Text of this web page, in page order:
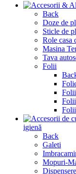
Back
Doze de
Sticle de
Role casa
Masina
Tava
Folii
igienă
Back
Galeti
Mopuri-
Dispensere